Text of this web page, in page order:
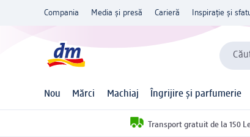
Compania Media și presă Carieră Inspirație și
Nou Mărci Machiaj Îngrijire și parfumerie
Transport gratuit de la 150